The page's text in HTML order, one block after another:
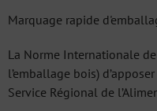
Marquage rapide
La Norme Internationale
l’emballage bois)
Service Régional de